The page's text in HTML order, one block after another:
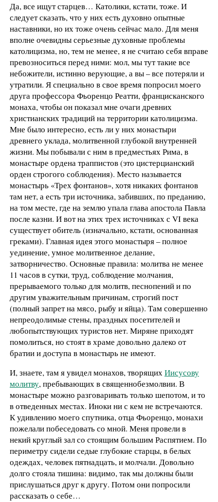
Да, все ищут старцев… Католики, кстати, тоже. И
следует сказать, что у них есть духовно опытные
наставники, но их тоже очень сейчас мало. Для меня
вполне очевидны серьезные духовные проблемы
католицизма, но, тем не менее, я не считаю себя вправе
превозноситься перед ними: мол, мы тут такие все
небожители, истинно верующие, а вы – все потеряли и
утратили. Я специально в свое время попросил моего
друга профессора Фьоренцо Реатти, францисканского
монаха, чтобы он показал мне очаги древних
христианских традиций на территории католицизма.
Мне было интересно, есть ли у них монастыри
древнего уклада, молитвенной глубокой внутренней
жизни. Мы побывали с ним в предместьях Рима, в
монастыре ордена траппистов (это цистерцианский
орден строгого соблюдения). Место называется
монастырь «Трех фонтанов», хотя никаких фонтанов
там нет, а есть три источника, забивших, по преданию,
на том месте, где на землю упала глава апостола Павла
после казни. И вот на этих трех источниках с VI века
существует обитель (изначально, кстати, основанная
греками). Главная идея этого монастыря – полное
уединение, умное молитвенное делание,
затворничество. Основные правила: молитва не менее
11 часов в сутки, труд, соблюдение молчания,
прерываемого только для молитв, песнопений и по
другим уважительным причинам, строгий пост
(полный запрет на мясо, рыбу и яйца). Там совершенно
непреодолимые стены, праздных посетителей и
любопытствующих туристов нет. Миряне приходят
помолиться, но стоят в храме довольно далеко от
братии и доступа в монастырь не имеют.
И, знаете, там я увидел монахов, творящихИисусову
молитву, пребывающих в священнобезмолвии. В
монастыре можно разговаривать только шепотом, и то
в отведенных местах. Иноки ни с кем не встречаются.
К удивлению моего спутника, отца Фьоренцо, монахи
пожелали побеседовать со мной. Меня провели в
некий круглый зал со стоящим большим Распятием. По
периметру сидели седые глубокие старцы, в белых
одеждах, человек пятнадцать, и молчали. Довольно
долго стояла тишина: видимо, так мы должны были
прислушаться друг к другу. Потом они попросили
рассказать о себе…